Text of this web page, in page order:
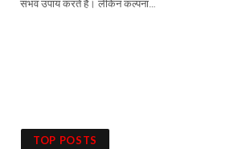
संभव उपाय करते हैं। लेकिन कल्पना…
TOP POSTS